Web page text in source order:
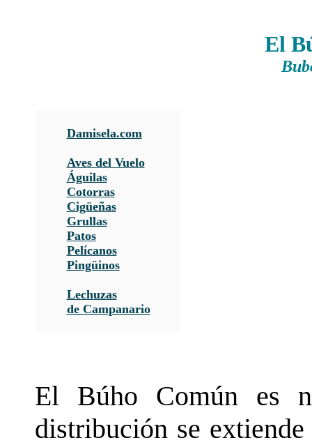
El
Damisela.com
Aves del Vuelo
Águilas
Cotorras
Cigüeñas
Grullas
Patos
Pelícanos
Pingüinos
Lechuzas
de Campanario
El Búho Común es
distribución se